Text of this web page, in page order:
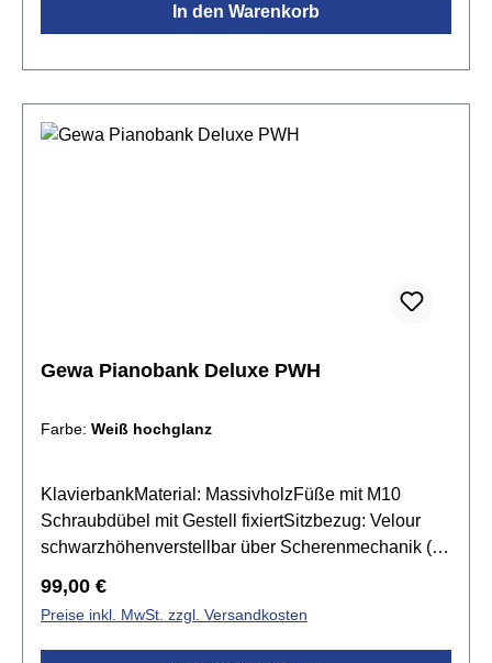
In den Warenkorb
Gewa Pianobank Deluxe PWH
Farbe: Weiß hochglanz
KlavierbankMaterial: MassivholzFüße mit M10
Schraubdübel mit Gestell fixiertSitzbezug: Velour
schwarzhöhenverstellbar über Scherenmechanik (
Regulärer Preis:
99,00 €
Preise inkl. MwSt. zzgl. Versandkosten